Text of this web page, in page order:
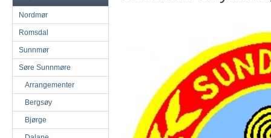
Nordmør
Romsdal
Sunnmør
Søre Sunnmøre
Arrangementer
Bergsøy
Bjørge